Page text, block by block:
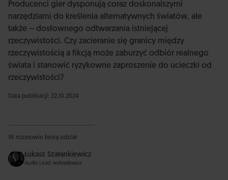
Producenci gier dysponują coraz doskonalszymi
narzędziami do kreślenia alternatywnych światów, ale
także – dosłownego odtwarzania istniejącej
rzeczywistości. Czy zacieranie się granicy między
rzeczywistością a fikcją może zaburzyć odbiór realnego
świata i stanowić ryzykowne zaproszenie do ucieczki od
rzeczywistości?
Data publikacji: 22.10.2024
W rozmowie biorą udział:
Łukasz Szałankiewicz
Audio Lead, wykładowca